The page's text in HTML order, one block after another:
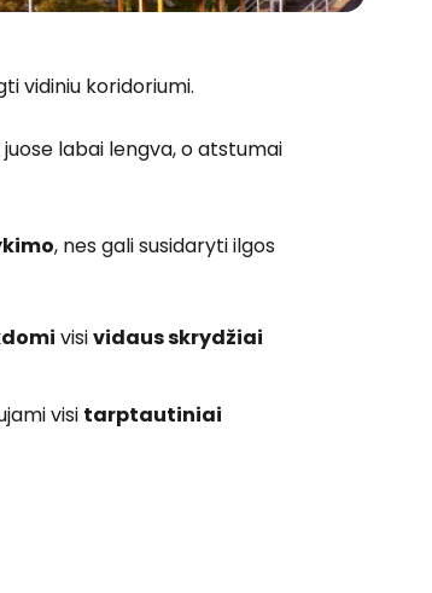
vidiniu koridoriumi.
labai lengva, o atstumai
, nes gali susidaryti ilgos
visividaus skrydžiai
visi tarptautiniai